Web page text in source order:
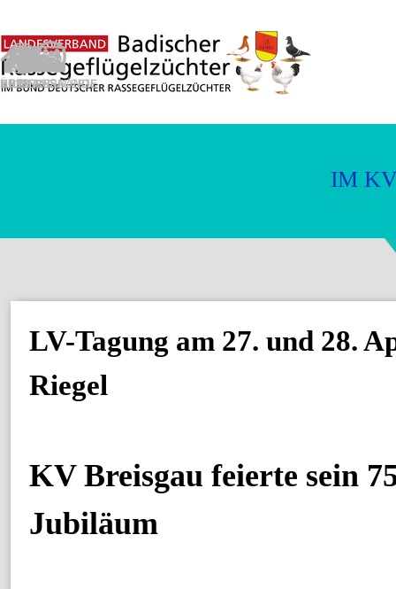
LV -T
LV-Tagung am 27. und 28.
Riegel
KV Breisgau feierte sein
Jubiläum